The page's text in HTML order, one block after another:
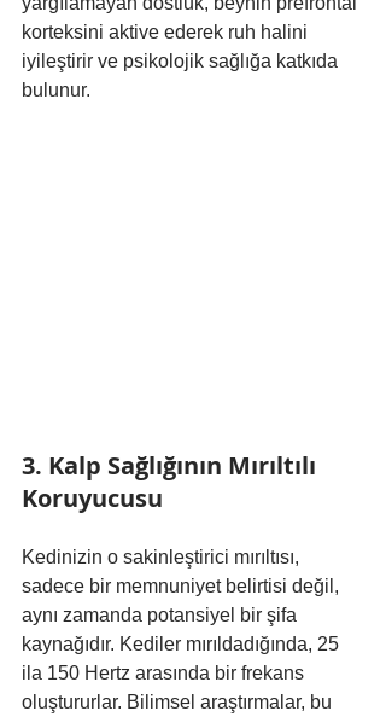
korteksini aktive ederek ruh halini
iyileştirir ve psikolojik sağlığa katkıda
bulunur.
3. Kalp Sağlığının Mırıltılı
Koruyucusu
Kedinizin o sakinleştirici mırıltısı,
sadece bir memnuniyet belirtisi değil,
aynı zamanda potansiyel bir şifa
kaynağıdır. Kediler mırıldadığında, 25
ila 150 Hertz arasında bir frekans
oluştururlar. Bilimsel araştırmalar, bu